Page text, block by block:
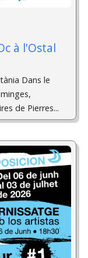
à l'Ostal
Dans le
de Pierres...